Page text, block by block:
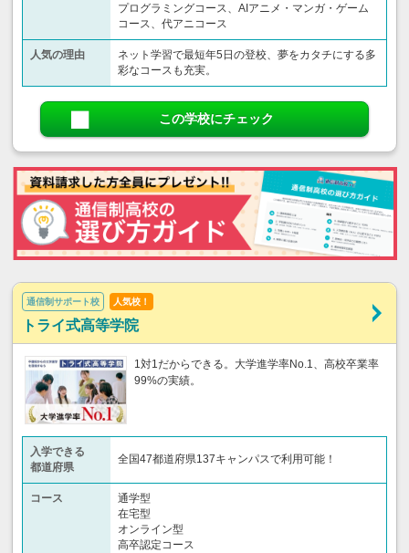
プログラミングコース、AIアニメ・マンガ・ゲーム
コース、代アニコース
人気の理由
ネット学習で最短年5日の登校、夢をカタチにする多
彩なコースも充実。
この学校にチェック
通信制サポート校 人気校！
トライ式高等学院
1対1だからできる。大学進学率No.1、高校卒業率
99%の実績。
入学できる
都道府県
全国47都道府県137キャンパスで利用可能！
コース
通学型
在宅型
オンライン型
高卒認定コース